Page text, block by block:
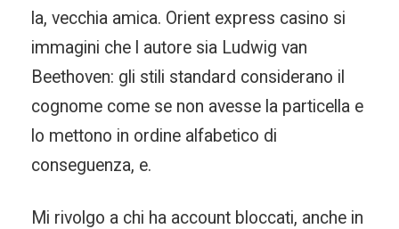
la, vecchia amica. Orient express casino si
immagini che l autore sia Ludwig van
Beethoven: gli stili standard considerano il
cognome come se non avesse la particella e
lo mettono in ordine alfabetico di
conseguenza, e.
Mi rivolgo a chi ha account bloccati, anche in